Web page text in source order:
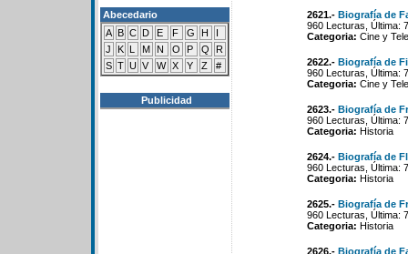
Abecedario
A B C D E F G H
I
J
K L M N O P Q
R
S T U V W X Y Z #
Publicidad
2621.- Biografía de
960 Lecturas, Última:
Categoria: Cine y
2622.- Biografía de
960 Lecturas, Última:
Categoria: Cine y
2623.- Biografía de
960 Lecturas, Última:
Categoria: Historia
2624.- Biografía de
960 Lecturas, Última:
Categoria: Historia
2625.- Biografía de
960 Lecturas, Última:
Categoria: Historia
2626.- Biografía de